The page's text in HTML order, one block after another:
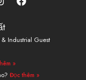
a
a
b
o
Industrial Guest
»
Đọc thêm »